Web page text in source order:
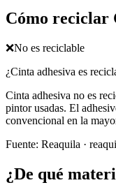
Cómo reciclar
❌No es reciclable
¿Cinta adhesiva es
Cinta adhesiva no es
pintor usadas. El
convencional en la
Fuente: Reaquila ·
¿De qué